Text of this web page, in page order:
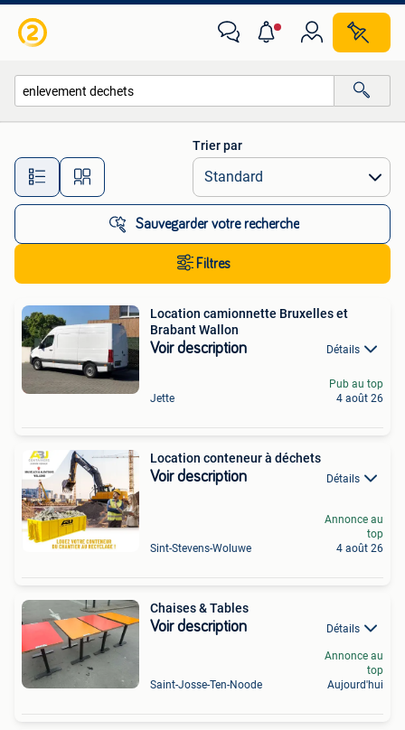
Toutes les distances…
Trier par
Sauvegarder votre recherche
Filtres
Location camionnette Bruxelles et
Brabant Wallon
Voir description Détails
Jette
Pub au top
4 août 26
Location conteneur à déchets
Voir description Détails
Sint-Stevens-Woluwe
Annonce au
top
4 août 26
Chaises & Tables
Voir description Détails
Saint-Josse-Ten-Noode
Annonce au
top
Aujourd'hui